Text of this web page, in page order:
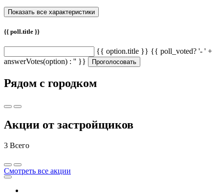
{{ poll.title }}
{{ option.title }} {{ poll_voted? '- ' +
answerVotes(option) : '' }}
Проголосовать
Рядом с городком
Акции от застройщиков
3 Всего
Смотреть все акции